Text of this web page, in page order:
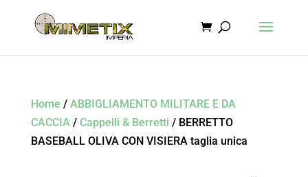
Home / ABBIGLIAMENTO MILITARE E DA
CACCIA/ Cappelli & Berretti / BERRETTO
BASEBALL OLIVA CON VISIERA taglia unica